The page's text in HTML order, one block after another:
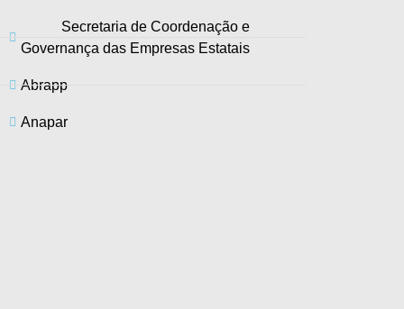
Secretaria de Coordenação e
Governança das Empresas Estatais
Abrapp
Anapar